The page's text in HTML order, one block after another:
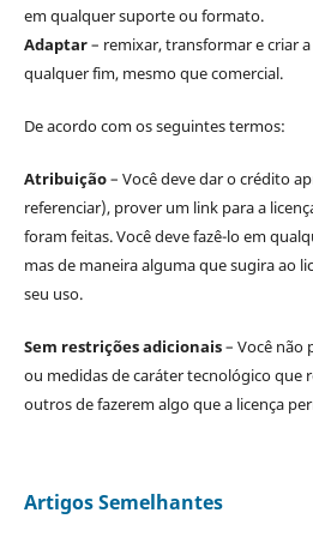
em qualquer suporte ou formato.
Adaptar– remixar, transformar e criar
qualquer fim, mesmo que comercial.
De acordo com os seguintes termos:
Atribuição– Você deve dar o crédito
referenciar), prover um link para a
foram feitas. Você deve fazê-lo em
mas de maneira alguma que sugira ao
seu uso.
Sem restrições adicionais– Você não
ou medidas de caráter tecnológico que
outros de fazerem algo que a licença
Artigos Semelhantes